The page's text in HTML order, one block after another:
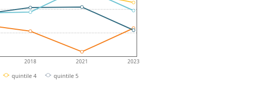
2018 2021 2023
quintile 4 quintile 5